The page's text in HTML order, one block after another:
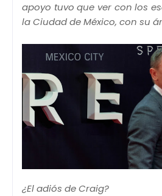
apoyo tuvo que ver con los
la Ciudad de México, con su
¿El adiós de Craig?